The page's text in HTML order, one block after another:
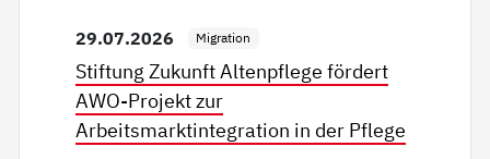
29.07.2026 Migration
Stiftung Zukunft Altenpflege fördert
AWO-Projekt zur
Arbeitsmarktintegration in der Pflege